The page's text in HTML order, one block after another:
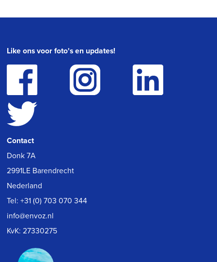
Like ons voor foto's en updates!
Contact
Donk 7A
2991LE Barendrecht
Nederland
Tel:+31 (0) 703 070 344
info@envoz.nl
KvK: 27330275